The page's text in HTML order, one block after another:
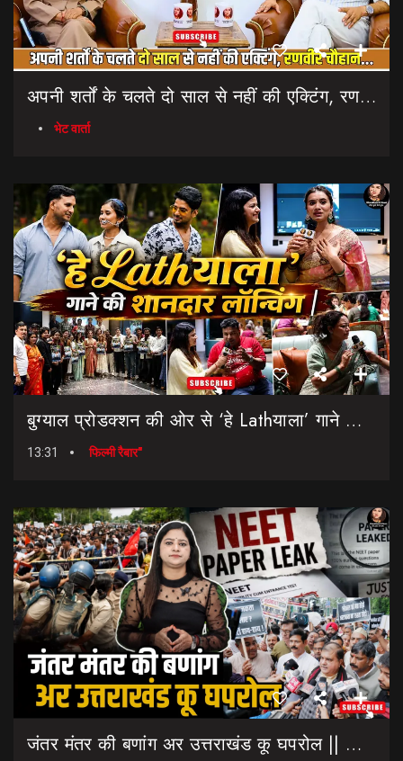
अपनी शर्तों के चलते दो साल से नहीं की एक्टिंग, रणवीर चौहान || Uttarakhand Cinema Untold Secrets
भेट वार्ता
बुग्याल प्रोडक्शन की ओर से ‘हे Lathयाला’ गाने की शानदार लॉन्चिंग || Hey Lathyala || Garhwali Song
13:31 फिल्मी रैबार"
जंतर मंतर की बणांग अर उत्तराखंड कू घपरोल || NEET Paper Leak || Dharmendra Pradhan Resigns